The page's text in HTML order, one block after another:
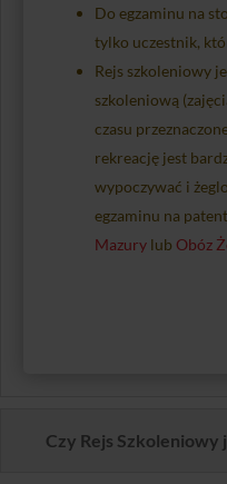
Do egzaminu na
tylko uczestnik,
Rejs szkoleniowy
szkoleniową
czasu
rekreację jest
wypoczywać i
egzaminu na
Mazury lub Obóz
Czy Rejs Szkoleniowy